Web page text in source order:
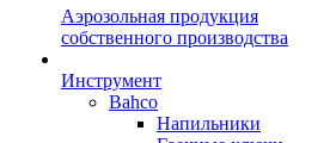
Аэрозольная продукция
собственного производства
Инструмент
Bahco
Напильники